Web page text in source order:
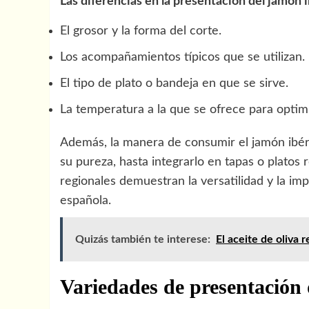
El grosor y la forma del corte.
Los acompañamientos típicos que se utilizan.
El tipo de plato o bandeja en que se sirve.
La temperatura a la que se ofrece para
Además, la manera de consumir el jamón
su pureza, hasta integrarlo en tapas o platos
regionales demuestran la versatilidad y la
española.
Quizás también te interese: El aceite de oliva
Variedades de